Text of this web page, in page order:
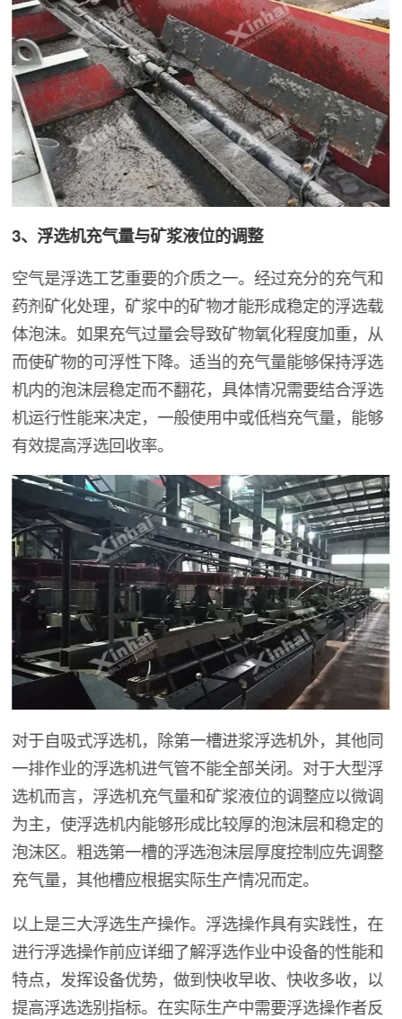
3、浮选机充气量与矿浆液位的调整
空气是浮选工艺重要的介质之一。经过充分的充气和
药剂矿化处理，矿浆中的矿物才能形成稳定的浮选载
体泡沫。如果充气过量会导致矿物氧化程度加重，从
而使矿物的可浮性下降。适当的充气量能够保持浮选
机内的泡沫层稳定而不翻花，具体情况需要结合浮选
机运行性能来决定，一般使用中或低档充气量，能够
有效提高浮选回收率。
对于自吸式浮选机，除第一槽进浆浮选机外，其他同
一排作业的浮选机进气管不能全部关闭。对于大型浮
选机而言，浮选机充气量和矿浆液位的调整应以微调
为主，使浮选机内能够形成比较厚的泡沫层和稳定的
泡沫区。粗选第一槽的浮选泡沫层厚度控制应先调整
充气量，其他槽应根据实际生产情况而定。
以上是三大浮选生产操作。浮选操作具有实践性，在
进行浮选操作前应详细了解浮选作业中设备的性能和
特点，发挥设备优势，做到快收早收、快收多收，以
提高浮选选别指标。在实际生产中需要浮选操作者反